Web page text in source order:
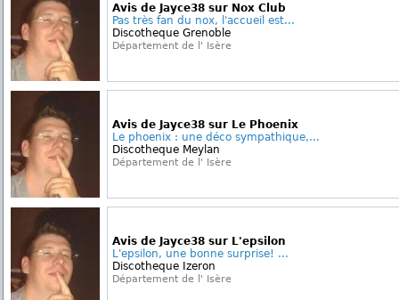
Avis de Jayce38 sur Nox Club
Pas très fan du nox, l'accueil est...
Discotheque Grenoble
Département de l' Isère
Avis de Jayce38 sur Le Phoenix
Le phoenix : une déco sympathique,...
Discotheque Meylan
Département de l' Isère
Avis de Jayce38 sur L'epsilon
L'epsilon, une bonne surprise! ...
Discotheque Izeron
Département de l' Isère